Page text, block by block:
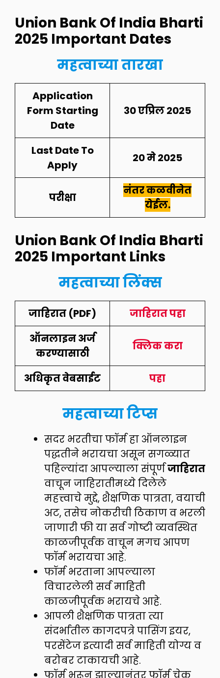
Union Bank Of India Bharti
2025 Important Dates
महत्वाच्या तारखा
Application
Form Starting
Date
30 एप्रिल 2025
Last Date To
Apply
20 मे 2025
परीक्षा
नंतर कळवीनेत
येईल.
Union Bank Of India Bharti
2025 Important Links
महत्वाच्या लिंक्स
जाहिरात (PDF)
जाहिरात पहा
ऑनलाइन अर्ज
करण्यासाठी
क्लिक करा
अधिकृत वेबसाईट पहा
महत्वाच्या टिप्स
सदर भरतीचा फॉर्म हा ऑनलाइन
पद्धतीने भरायचा असून सगळ्यात
पहिल्यांदा आपल्याला संपूर्णजाहिरात
वाचून जाहिरातीमध्ये दिलेले
महत्त्वाचे मुद्दे, शैक्षणिक पात्रता, वयाची
अट, तसेच नोकरीची ठिकाण व भरली
जाणारी फी या सर्व गोष्टी व्यवस्थित
काळजीपूर्वक वाचून मगच आपण
फॉर्म भरायचा आहे.
फॉर्म भरताना आपल्याला
विचारलेली सर्व माहिती
काळजीपूर्वक भरायचे आहे.
आपली शैक्षणिक पात्रता त्या
संदर्भातील कागदपत्रे पासिंग इयर,
परसेंटेज इत्यादी सर्व माहिती योग्य व
बरोबर टाकायची आहे.
फॉर्म भरून झाल्यानंतर फॉर्म चेक